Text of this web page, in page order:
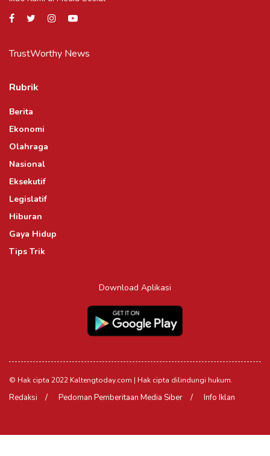
TrustWorthy News
Rubrik
Berita
Ekonomi
Olahraga
Nasional
Eksekutif
Legislatif
Hiburan
Gaya Hidup
Tips Trik
Download Aplikasi
© Hak cipta 2022 Kaltengtoday.com | Hak cipta dilindungi hukum.
Redaksi Pedoman Pemberitaan Media Siber Info Iklan